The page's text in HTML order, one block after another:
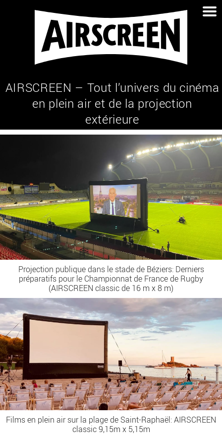
AIRSCREEN – Tout l’univers du cinéma
en plein air et de la projection
extérieure
Projection publique dans le stade de Béziers: Derniers
préparatifs pour le Championnat de France de Rugby
(AIRSCREEN classic de 16 m x 8 m)
Films en plein air sur la plage de Saint-Raphaël: AIRSCREEN
classic 9,15m x 5,15m